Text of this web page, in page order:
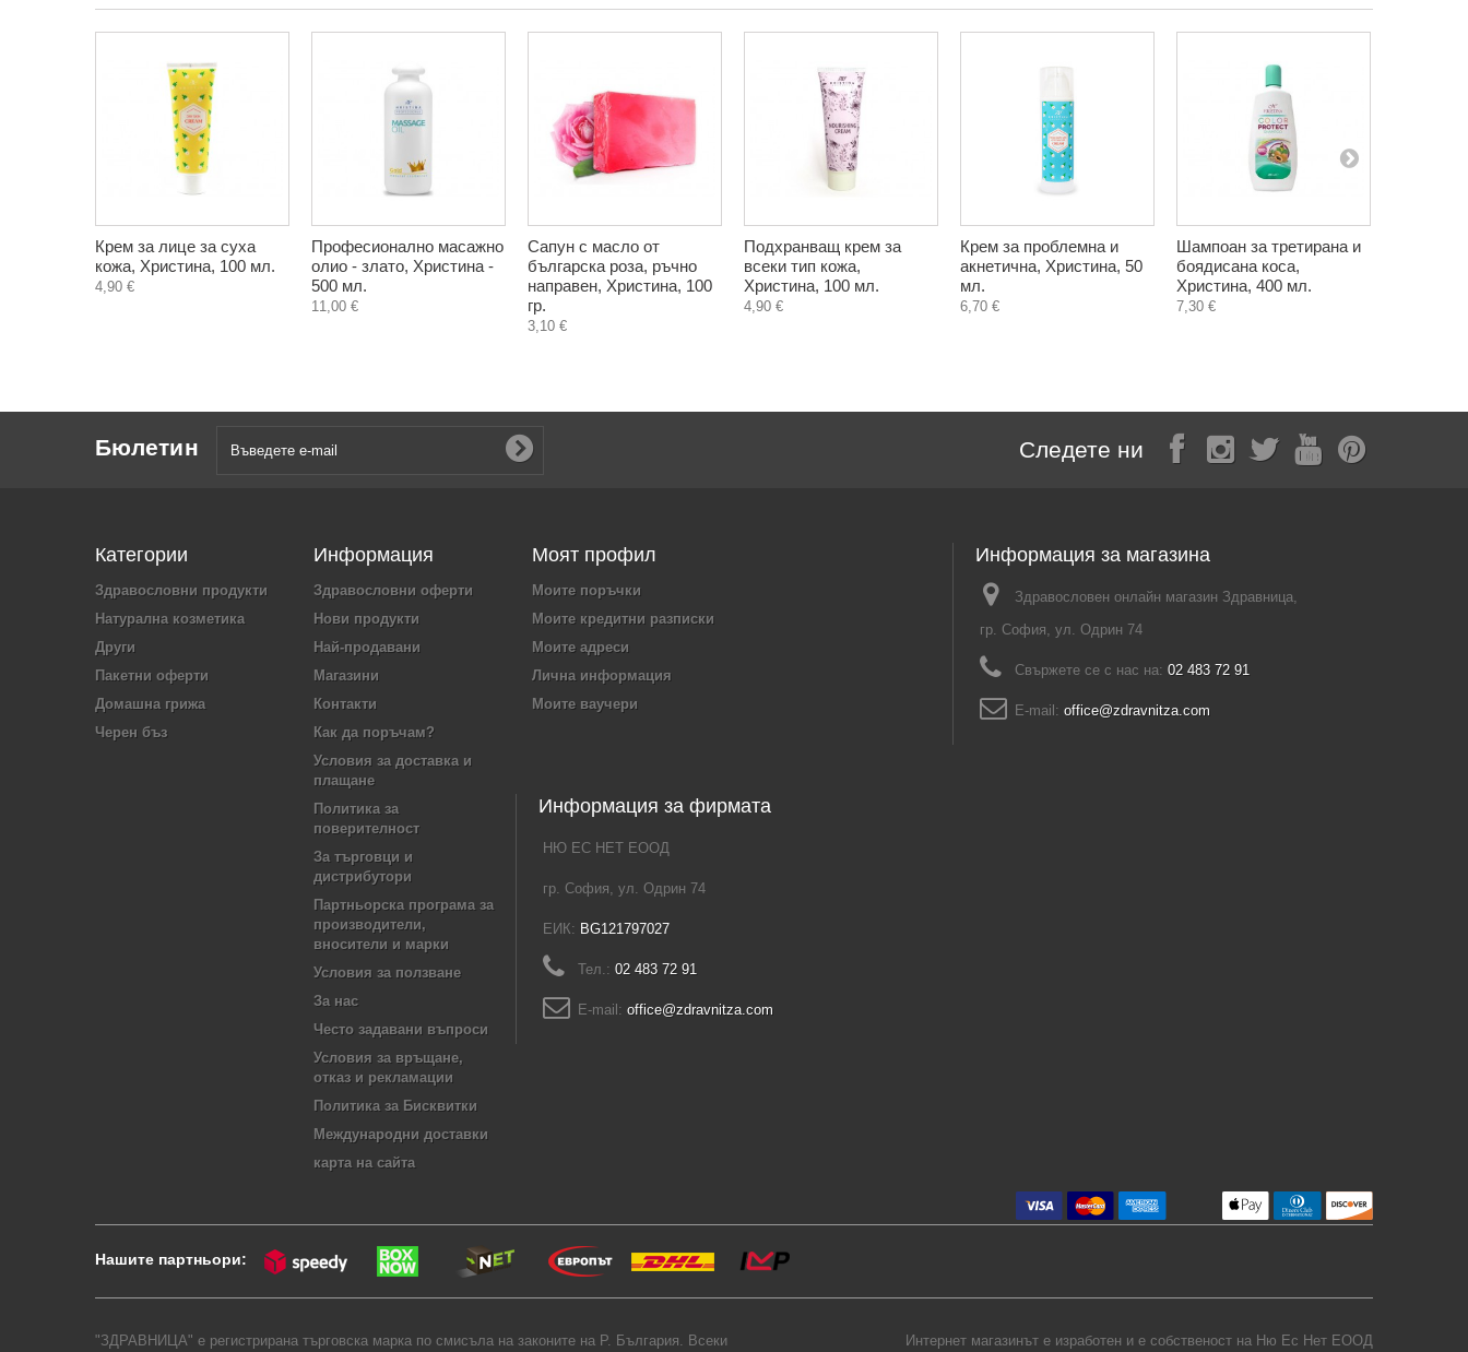
Крем за лице за суха
кожа, Христина, 100 мл.
4,90 €
Професионално масажно
олио - злато, Христина -
500 мл.
11,00 €
Сапун с масло от
българска роза, ръчно
направен, Христина, 100
гр.
3,10 €
Подхранващ крем за
всеки тип кожа,
Христина, 100 мл.
4,90 €
Крем за проблемна и
акнетична, Христина, 50
мл.
6,70 €
Шампоан за третирана и
боядисана коса,
Христина, 400 мл.
7,30 €
Бюлетин Следете ни
Категории
Здравословни продукти
Натурална козметика
Други
Пакетни оферти
Домашна грижа
Черен бъз
Информация
Здравословни оферти
Нови продукти
Най-продавани
Магазини
Контакти
Как да поръчам?
Условия за доставка и
плащане
Политика за
поверителност
За търговци и
дистрибутори
Партньорска програма за
производители,
вносители и марки
Условия за ползване
За нас
Често задавани въпроси
Условия за връщане,
отказ и рекламации
Политика за Бисквитки
Международни доставки
карта на сайта
Моят профил
Моите поръчки
Моите кредитни разписки
Моите адреси
Лична информация
Моите ваучери
Информация за магазина
Здравословен онлайн магазин Здравница,
гр. София, ул. Одрин 74
Свържете се с нас на: 02 483 72 91
E-mail: office@zdravnitza.com
Информация за фирмата
НЮ ЕС НЕТ ЕООД
гр. София, ул. Одрин 74
ЕИК: BG121797027
Тел.: 02 483 72 91
E-mail: office@zdravnitza.com
Нашите партньори:
"ЗДРАВНИЦА" е регистрирана търговска марка по смисъла на законите на Р. България. Всеки Интернет магазинът е изработен и е собственост на Ню Ес Нет ЕООД